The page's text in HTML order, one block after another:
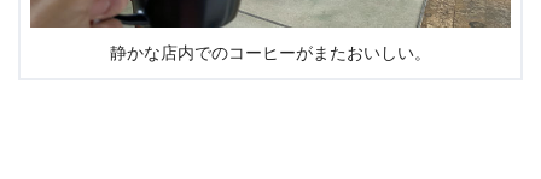
静かな店内でのコーヒーがまたおいしい。